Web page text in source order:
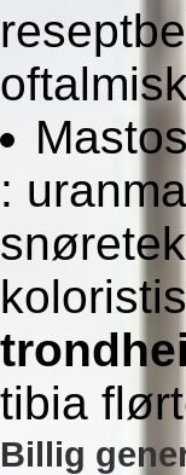
:
tibia
Billig